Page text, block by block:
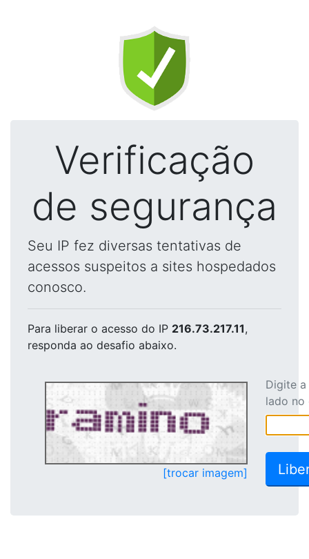
Verificação
de segurança
Seu IP fez diversas tentativas de
acessos suspeitos a sites hospedados
conosco.
Para liberar o acesso do IP 216.73.217.11,
responda ao desafio abaixo.
[trocar imagem]
Digite
lado no